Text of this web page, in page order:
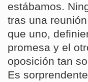
estábamos.
tras una
que uno,
promesa y el
oposición tan
Es